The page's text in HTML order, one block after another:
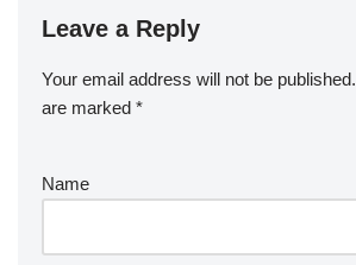
Leave a Reply
Your email address will not be published.
are marked *
Name